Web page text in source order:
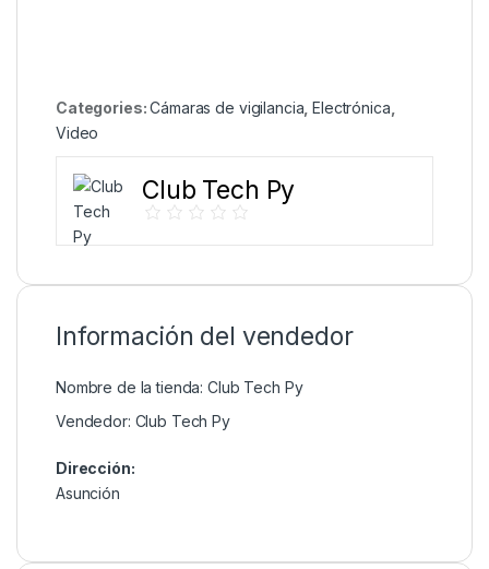
Categories:Cámaras de vigilancia ,Electrónica
Video
Club Tech Py
Información del vendedor
Nombre de la tienda: Club Tech Py
Vendedor: Club Tech Py
Dirección:
Asunción